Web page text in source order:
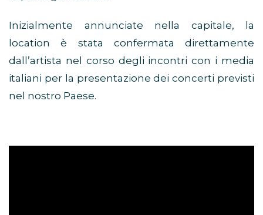
Inizialmente annunciate nella capitale, la
location è stata confermata direttamente
dall’artista nel corso degli incontri con i media
italiani per la presentazione dei concerti previsti
nel nostro Paese.